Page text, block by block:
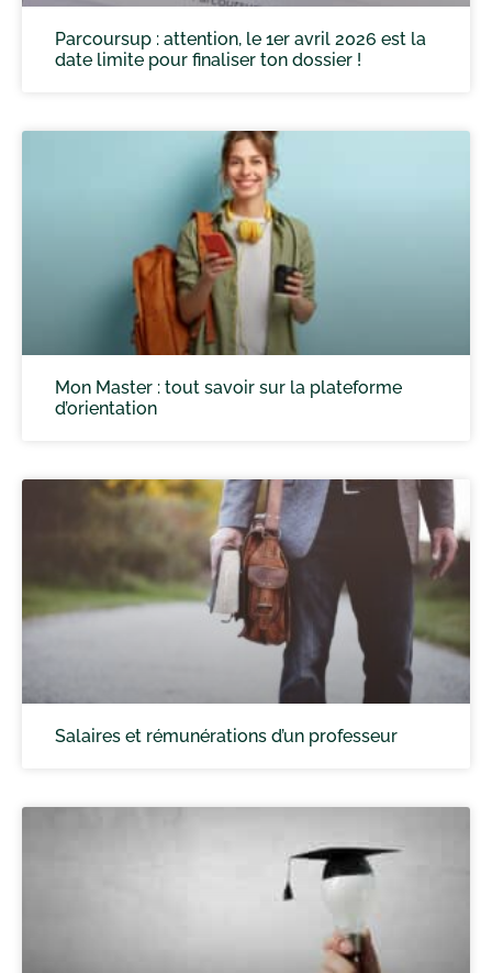
Parcoursup : attention, le 1er avril 2026 est la
date limite pour finaliser ton dossier !
Mon Master : tout savoir sur la plateforme
d’orientation
Salaires et rémunérations d’un professeur